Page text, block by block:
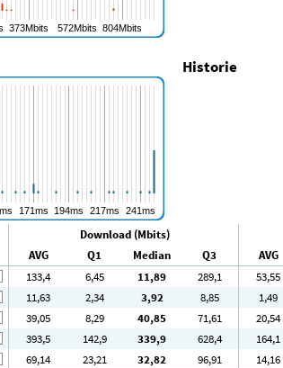
Historie
Download (Mbits)
AVG
Q1 Median Q3 AVG
133,4 6,45 11,89 289,1 53,55
11,63 2,34 3,92 8,85 1,49
39,05 8,29 40,85 71,61 20,54
393,5 142,9 339,9 628,4 164,1
69,14 23,21 32,82 96,91 14,16